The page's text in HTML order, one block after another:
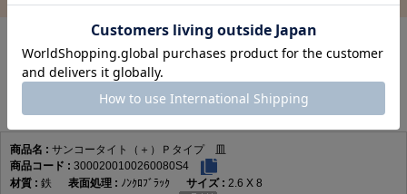
在庫更新日時：2026/08/09 03:00
サンコータイト（＋）Ｐタイプ 皿
サンコータイト（＋）Ｐタイプ 皿
3000200100260080S4
鉄
ﾉﾝｸﾛﾌﾞﾗｯｸ
2.6 X 8